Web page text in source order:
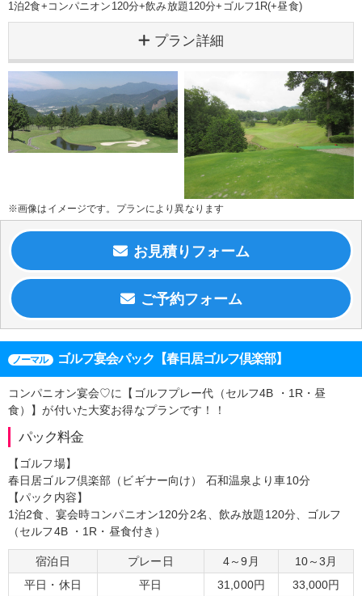
1泊2食+コンパニオン120分+飲み放題120分+ゴルフ1R(+昼食)
プラン詳細
※画像はイメージです。プランにより異なります
ノーマル ゴルフ宴会パック【春日居ゴルフ倶楽部】
コンパニオン宴会♡に【ゴルフプレー代（セルフ4B ・1R・昼
食）】が付いた大変お得なプランです！！
パック料金
【ゴルフ場】
春日居ゴルフ倶楽部（ビギナー向け） 石和温泉より車10分
【パック内容】
1泊2食、宴会時コンパニオン120分2名、飲み放題120分、ゴルフ
（セルフ4B ・1R・昼食付き）
宿泊日 プレー日 4～9月
10～3月
平日・休日
平日 31,000円
33,000円